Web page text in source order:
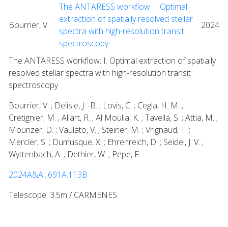
Bourrier, V.
The ANTARESS workflow: I. Optimal
extraction of spatially resolved stellar
spectra with high-resolution transit
spectroscopy
2024
The ANTARESS workflow: I. Optimal extraction of spatially
resolved stellar spectra with high-resolution transit
spectroscopy
Bourrier, V. ; Delisle, J. -B. ; Lovis, C. ; Cegla, H. M. ;
Cretignier, M. ; Allart, R. ; Al Moulla, K. ; Tavella, S. ; Attia, M. ;
Mounzer, D. ; Vaulato, V. ; Steiner, M. ; Vrignaud, T. ;
Mercier, S. ; Dumusque, X. ; Ehrenreich, D. ; Seidel, J. V. ;
Wyttenbach, A. ; Dethier, W. ; Pepe, F.
2024A&A...691A.113B
Telescope: 3.5m / CARMENES